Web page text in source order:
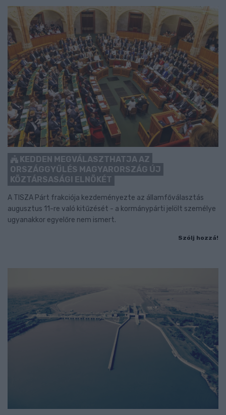
KEDDEN MEGVÁLASZTHATJA AZ
ORSZÁGGYŰLÉS MAGYARORSZÁG ÚJ
KÖZTÁRSASÁGI ELNÖKÉT
A TISZA Párt frakciója kezdeményezte az államfőválasztás
augusztus 11-re való kitűzését - a kormánypárti jelölt személye
ugyanakkor egyelőre nem ismert.
Szólj hozzá!